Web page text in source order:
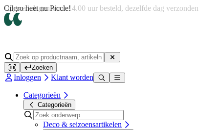
Op werkdagen voor 14.00 uur besteld, dezelfde dag verzonden
Zoeken
Inloggen Klant worden
Categorieën
Categorieën
Deco & seizoensartikelen